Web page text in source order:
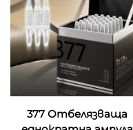
377 Отбелязваща